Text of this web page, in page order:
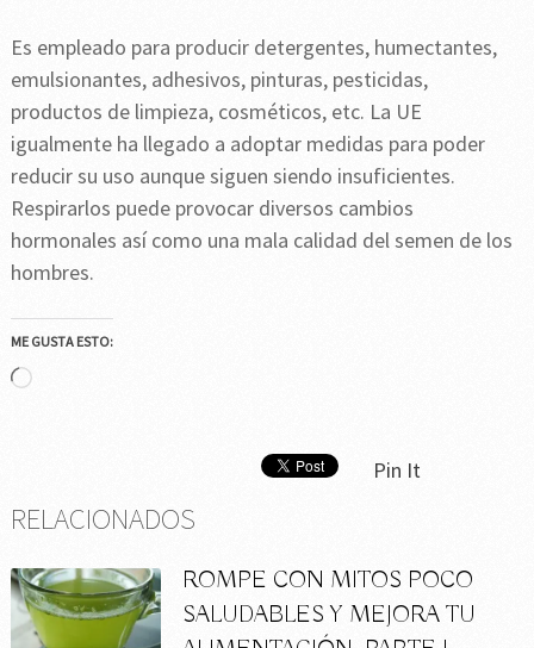
Es empleado para producir detergentes, humectantes,
emulsionantes, adhesivos, pinturas, pesticidas,
productos de limpieza, cosméticos, etc. La UE
igualmente ha llegado a adoptar medidas para poder
reducir su uso aunque siguen siendo insuficientes.
Respirarlos puede provocar diversos cambios
hormonales así como una mala calidad del semen de los
hombres.
ME GUSTA ESTO:
Cargando...
Pin It
RELACIONADOS
ROMPE CON MITOS POCO
SALUDABLES Y MEJORA TU